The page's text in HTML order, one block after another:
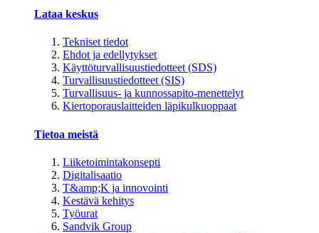
Lataa keskus
Tekniset tiedot
Ehdot ja edellytykset
Käyttöturvallisuustiedotteet (SDS)
Turvallisuustiedotteet (SIS)
Turvallisuus- ja kunnossapito-menettelyt
Kiertoporauslaitteiden läpikulkuoppaat
Tietoa meistä
Liiketoimintakonsepti
Digitalisaatio
T&amp;K ja innovointi
Kestävä kehitys
Työurat
Sandvik Group